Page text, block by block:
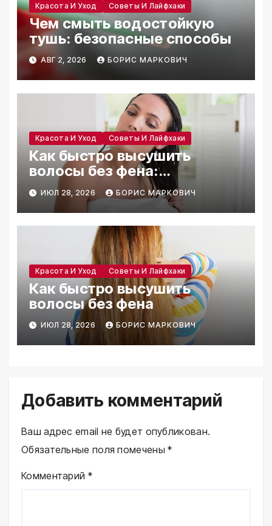
Красота И Уход Советы И Лайфхаки
Чем смыть водостойкую
тушь: безопасные способы
АВГ 2, 2026 БОРИС МАРКОВИЧ
Красота И Уход Советы И Лайфхаки
Как быстро высушить
волосы без фена:
проверенные способы
ИЮЛ 28, 2026 БОРИС МАРКОВИЧ
Красота И Уход Советы И Лайфхаки
Как быстро высушить
волосы без фена
ИЮЛ 28, 2026 БОРИС МАРКОВИЧ
Добавить комментарий
Ваш адрес email не будет опубликован.
Обязательные поля помечены*
Комментарий *